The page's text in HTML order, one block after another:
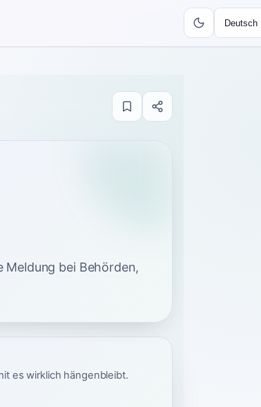
Meldung bei Behörden,
es wirklich hängenbleibt.